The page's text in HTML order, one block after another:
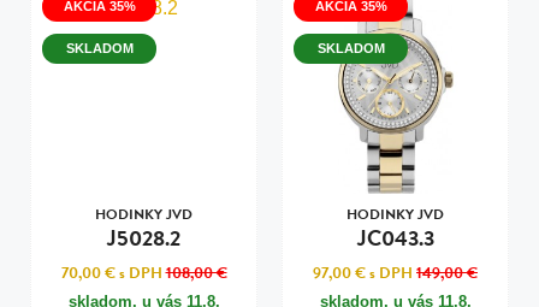
AKCIA 35%
SKLADOM
HODINKY JVD
J5028.2
70,00 €s DPH108,00 €
skladom, u vás 11.8.
AKCIA 35%
SKLADOM
HODINKY JVD
JC043.3
97,00 €s DPH 149,00 €
skladom, u vás 11.8.